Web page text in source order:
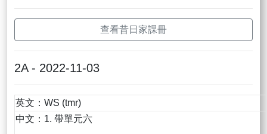
查看昔日家課冊
2A - 2022-11-03
英文：WS (tmr)
中文：1. 帶單元六